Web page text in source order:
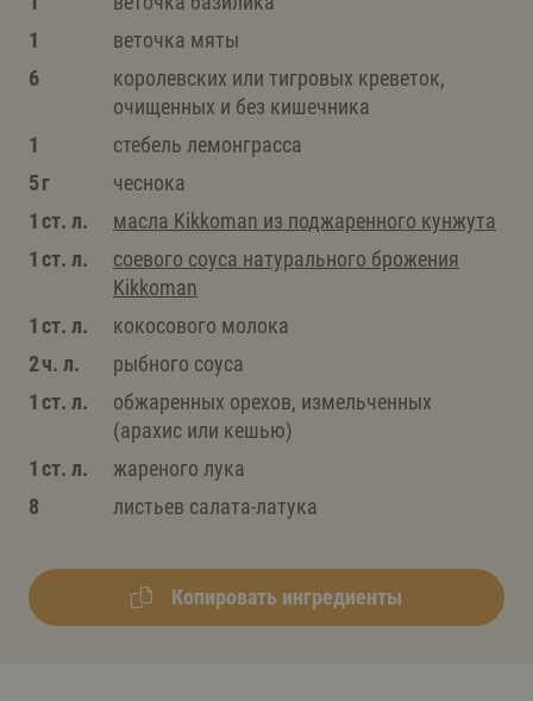
1
веточка мяты
6
королевских или тигровых креветок,
очищенных и без кишечника
1
стебель лемонграсса
5 г
чеснока
1 ст. л.
масла Kikkoman из поджаренного кунжута
1 ст. л.
соевого соуса натурального брожения
Kikkoman
1 ст. л.
кокосового молока
2 ч. л.
рыбного соуса
1 ст. л.
обжаренных орехов, измельченных
(арахис или кешью)
1 ст. л.
жареного лука
8
листьев салата-латука
Копировать ингредиенты